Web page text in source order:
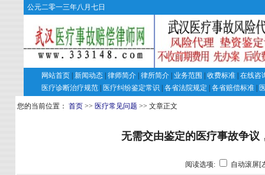
公元二零一三年八月七日
网站首页 新闻动态 律师简介 律所简介 业务范围 收费标准 在线咨
医疗诊断治疗规范
医疗纠纷鉴定常识 各省法院规定 各省赔偿标准
您的当前位置： 首页 >> 医疗常见问题 >> 文章正文
无需交由鉴定的医疗事故争议
阅读选项:
自动滚屏[